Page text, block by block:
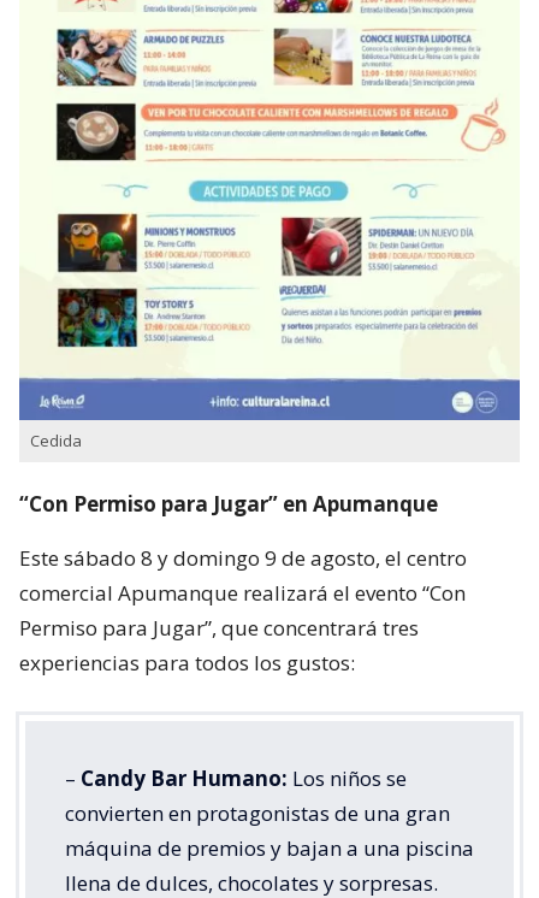
Cedida
“Con Permiso para Jugar” en Apumanque
Este sábado 8 y domingo 9 de agosto, el centro
comercial Apumanque realizará el evento “Con
Permiso para Jugar”, que concentrará tres
experiencias para todos los gustos:
– Candy Bar Humano: Los niños se
convierten en protagonistas de una gran
máquina de premios y bajan a una piscina
llena de dulces, chocolates y sorpresas.